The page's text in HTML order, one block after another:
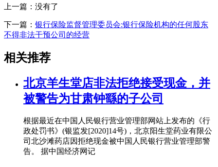
上一篇：没有了
下一篇： 银行保险监督管理委员会:银行保险机构的任何股东
不得非法干预公司的经营
相关推荐
北京羊生堂店非法拒绝接受现金，并
被警告为甘肃钟繇的子公司
根据最近在中国人民银行营业管理部网站上发布的《行
政处罚书》(银监发[2020]14号)，北京阳生堂药业有限公
司北沙滩药店因拒绝现金被中国人民银行营业管理部警
告。 据中国经济网记